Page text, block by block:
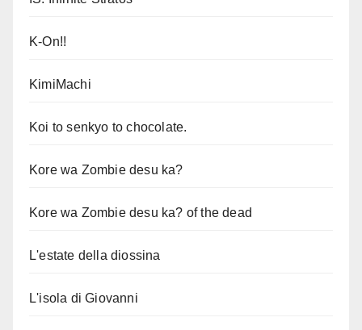
K-On!!
KimiMachi
Koi to senkyo to chocolate.
Kore wa Zombie desu ka?
Kore wa Zombie desu ka? of the dead
L'estate della diossina
L'isola di Giovanni